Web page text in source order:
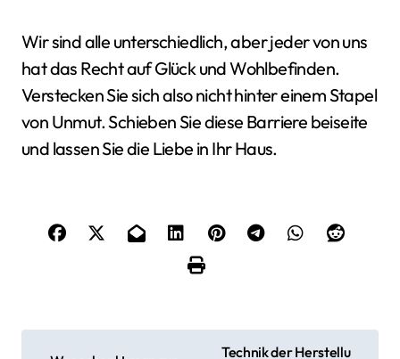
Wir sind alle unterschiedlich, aber jeder von uns
hat das Recht auf Glück und Wohlbefinden.
Verstecken Sie sich also nicht hinter einem Stapel
von Unmut. Schieben Sie diese Barriere beiseite
und lassen Sie die Liebe in Ihr Haus.
Technik der Herstellu